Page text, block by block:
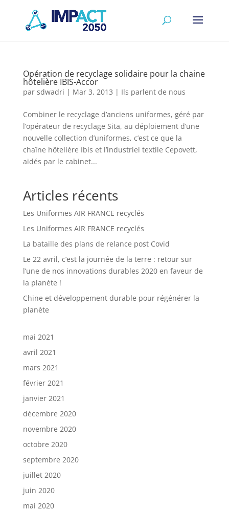
Opération de recyclage solidaire pour la chaine
hôtelière IBIS-Accor
par sdwadri | Mar 3, 2013 | Ils parlent de nous
Combiner le recyclage d’anciens uniformes, géré par
l’opérateur de recyclage Sita, au déploiement d’une
nouvelle collection d’uniformes, c’est ce que la
chaîne hôtelière Ibis et l’industriel textile Cepovett,
aidés par le cabinet...
Articles récents
Les Uniformes AIR FRANCE recyclés
Les Uniformes AIR FRANCE recyclés
La bataille des plans de relance post Covid
Le 22 avril, c’est la journée de la terre : retour sur
l’une de nos innovations durables 2020 en faveur de
la planète !
Chine et développement durable pour régénérer la
planète
mai 2021
avril 2021
mars 2021
février 2021
janvier 2021
décembre 2020
novembre 2020
octobre 2020
septembre 2020
juillet 2020
juin 2020
mai 2020